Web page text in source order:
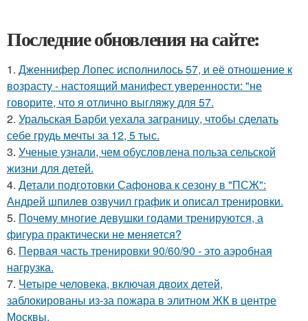
Последние обновления на сайте:
1. Дженнифер Лопес исполнилось 57, и её отношение к
возрасту - настоящий манифест уверенности: "не
говорите, что я отлично выгляжу для 57.
2. Уральская Барби уехала заграницу, чтобы сделать
себе грудь мечты за 12, 5 тыс.
3. Ученые узнали, чем обусловлена польза сельской
жизни для детей.
4. Детали подготовки Сафонова к сезону в "ПСЖ":
Андрей шпилев озвучил график и описал тренировки.
5. Почему многие девушки годами тренируются, а
фигура практически не меняется?
6. Первая часть тренировки 90/60/90 - это аэробная
нагрузка.
7. Четыре человека, включая двоих детей,
заблокированы из-за пожара в элитном ЖК в центре
Москвы.